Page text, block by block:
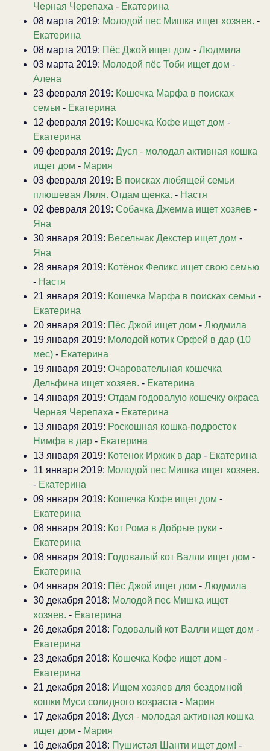
Черная Черепаха - Екатерина
08 марта 2019: Молодой пес Мишка ищет хозяев. -
Екатерина
08 марта 2019: Пёс Джой ищет дом - Людмила
03 марта 2019: Молодой пёс Тоби ищет дом -
Алена
23 февраля 2019: Кошечка Марфа в поисках
семьи - Екатерина
12 февраля 2019: Кошечка Кофе ищет дом -
Екатерина
09 февраля 2019: Дуся - молодая активная кошка
ищет дом - Мария
03 февраля 2019: В поисках любящей семьи
плюшевая Ляля. Отдам щенка. - Настя
02 февраля 2019: Собачка Джемма ищет хозяев -
Яна
30 января 2019: Весельчак Декстер ищет дом -
Яна
28 января 2019: Котёнок Феликс ищет свою семью
- Настя
21 января 2019: Кошечка Марфа в поисках семьи -
Екатерина
20 января 2019: Пёс Джой ищет дом - Людмила
19 января 2019: Молодой котик Орфей в дар (10
мес) - Екатерина
19 января 2019: Очаровательная кошечка
Дельфина ищет хозяев. - Екатерина
14 января 2019: Отдам годовалую кошечку окраса
Черная Черепаха - Екатерина
13 января 2019: Роскошная кошка-подросток
Нимфа в дар - Екатерина
13 января 2019: Котенок Иржик в дар - Екатерина
11 января 2019: Молодой пес Мишка ищет хозяев.
- Екатерина
09 января 2019: Кошечка Кофе ищет дом -
Екатерина
08 января 2019: Кот Рома в Добрые руки -
Екатерина
08 января 2019: Годовалый кот Валли ищет дом -
Екатерина
04 января 2019: Пёс Джой ищет дом - Людмила
30 декабря 2018: Молодой пес Мишка ищет
хозяев. - Екатерина
26 декабря 2018: Годовалый кот Валли ищет дом -
Екатерина
23 декабря 2018: Кошечка Кофе ищет дом -
Екатерина
21 декабря 2018: Ищем хозяев для бездомной
кошки Муси солидного возраста - Мария
17 декабря 2018: Дуся - молодая активная кошка
ищет дом - Мария
16 декабря 2018: Пушистая Шанти ищет дом! -